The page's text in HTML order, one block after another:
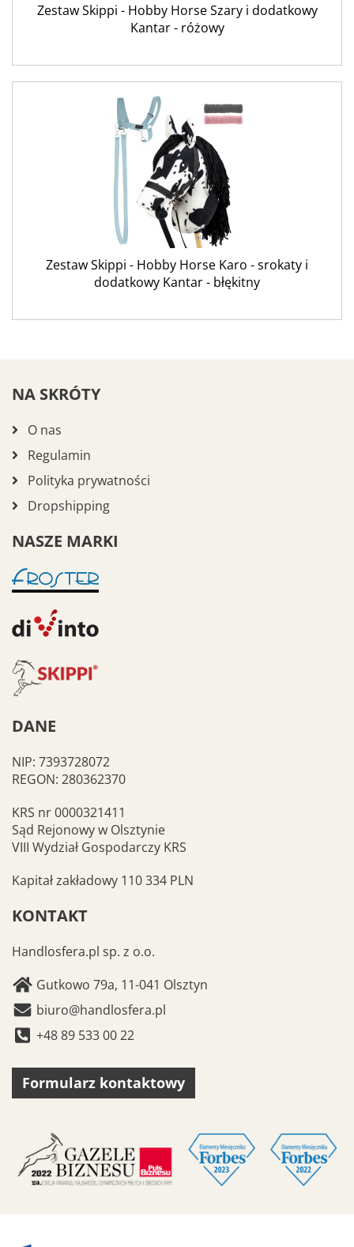
Zestaw Skippi - Hobby Horse Szary i dodatkowy
Kantar - różowy
Zestaw Skippi - Hobby Horse Karo - srokaty i
dodatkowy Kantar - błękitny
NA SKRÓTY
O nas
Regulamin
Polityka prywatności
Dropshipping
NASZE MARKI
DANE
NIP: 7393728072
REGON: 280362370
KRS nr 0000321411
Sąd Rejonowy w Olsztynie
VIII Wydział Gospodarczy KRS
Kapitał zakładowy 110 334 PLN
KONTAKT
Handlosfera.pl sp. z o.o.
Gutkowo 79a, 11-041 Olsztyn
biuro@handlosfera.pl
+48 89 533 00 22
Formularz kontaktowy